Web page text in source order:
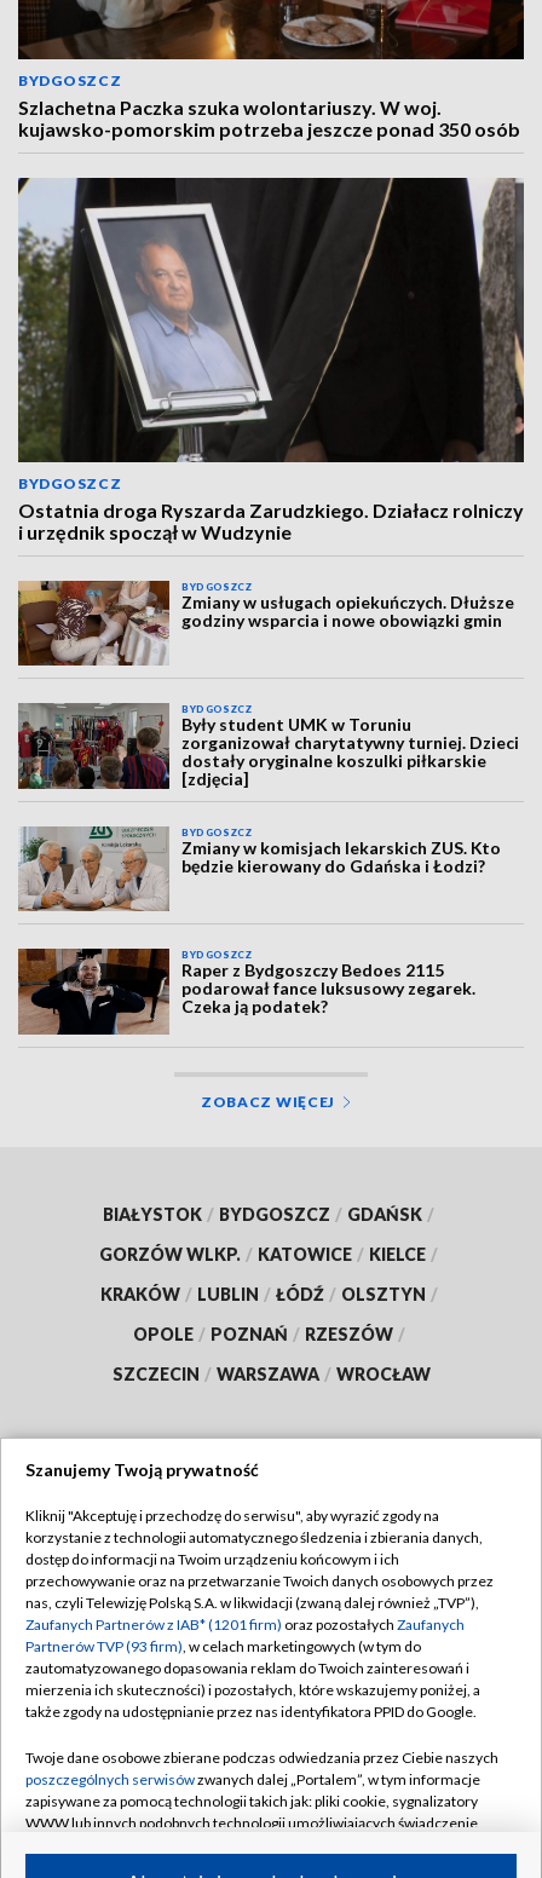
BYDGOSZCZ
Szlachetna Paczka szuka wolontariuszy. W woj.
kujawsko-pomorskim potrzeba jeszcze ponad 350 osób
BYDGOSZCZ
Ostatnia droga Ryszarda Zarudzkiego. Działacz rolniczy
i urzędnik spoczął w Wudzynie
BYDGOSZCZ
Zmiany w usługach opiekuńczych. Dłuższe
godziny wsparcia i nowe obowiązki gmin
BYDGOSZCZ
Były student UMK w Toruniu
zorganizował charytatywny turniej. Dzieci
dostały oryginalne koszulki piłkarskie
[zdjęcia]
BYDGOSZCZ
Zmiany w komisjach lekarskich ZUS. Kto
będzie kierowany do Gdańska i Łodzi?
BYDGOSZCZ
Raper z Bydgoszczy Bedoes 2115
podarował fance luksusowy zegarek.
Czeka ją podatek?
ZOBACZ WIĘCEJ
BIAŁYSTOK / BYDGOSZCZ / GDAŃSK /
GORZÓW WLKP. / KATOWICE / KIELCE /
KRAKÓW / LUBLIN / ŁÓDŹ / OLSZTYN /
OPOLE / POZNAŃ / RZESZÓW /
SZCZECIN / WARSZAWA / WROCŁAW
TVP
Abonament TVP
Emisja w TVP
Centrum informacji TVP
Naziemna Telewizja Cyfrowa
Rada Programowa
System NOS
Informacje o nadawcy
Regulamin TVP
Polityka prywatności
Moje zgody
Pomoc
Kontakt
Kanały
Szanujemy Twoją prywatność
Kliknij "Akceptuję i przechodzę do serwisu", aby wyrazić zgody na
korzystanie z technologii automatycznego śledzenia i zbierania danych,
dostęp do informacji na Twoim urządzeniu końcowym i ich
przechowywanie oraz na przetwarzanie Twoich danych osobowych przez
nas, czyli Telewizję Polską S.A. w likwidacji (zwaną dalej również „TVP”),
Zaufanych Partnerów z IAB* (1201 firm) oraz pozostałych Zaufanych
Partnerów TVP (93 firm), w celach marketingowych (w tym do
zautomatyzowanego dopasowania reklam do Twoich zainteresowań i
mierzenia ich skuteczności) i pozostałych, które wskazujemy poniżej, a
także zgody na udostępnianie przez nas identyfikatora PPID do Google.
Twoje dane osobowe zbierane podczas odwiedzania przez Ciebie naszych
poszczególnych serwisówzwanych dalej „Portalem”, w tym informacje
zapisywane za pomocą technologii takich jak: pliki cookie, sygnalizatory
WWW lub innych podobnych technologii umożliwiających świadczenie